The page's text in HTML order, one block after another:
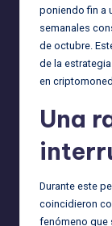
poniendo fin a
semanales
de octubre.
de la
en
Una
Durante este
coincidieron
fenómeno que